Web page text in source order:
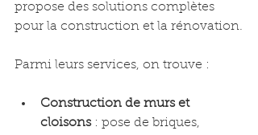
propose des solutions complètes
pour la construction et la rénovation.
Parmi leurs services, on trouve :
Construction de murs et
cloisons : pose de briques,